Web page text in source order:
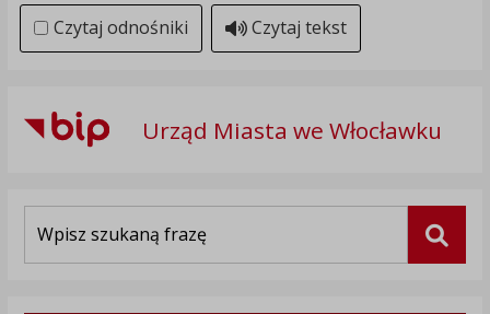
Czytaj odnośniki Czytaj tekst
Urząd Miasta we Włocławku